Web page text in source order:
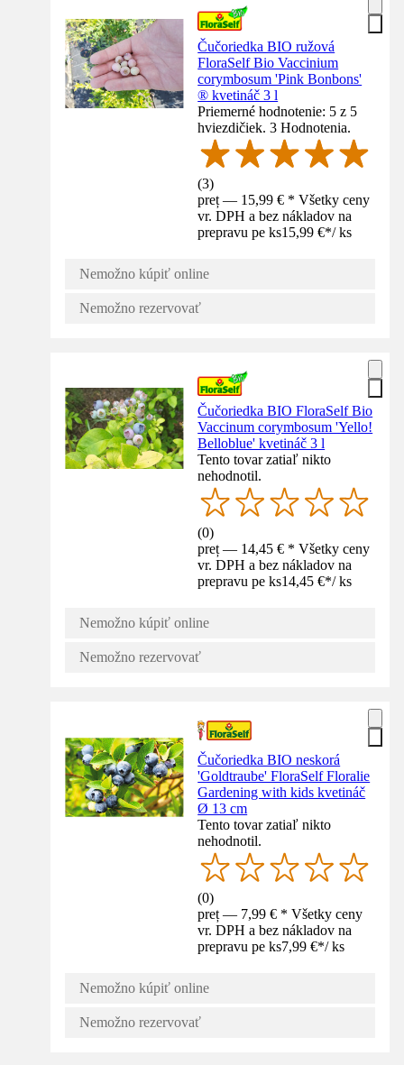
Čučoriedka BIO ružová
FloraSelf Bio Vaccinium
corymbosum 'Pink Bonbons'
® kvetináč 3 l
Priemerné hodnotenie: 5 z 5
hviezdičiek. 3 Hodnotenia.
(3)
preț — 15,99 € * Všetky ceny
vr. DPH a bez nákladov na
prepravu pe ks15,99 €*/ ks
Nemožno kúpiť online
Nemožno rezervovať
Čučoriedka BIO FloraSelf Bio
Vaccinum corymbosum 'Yello!
Belloblue' kvetináč 3 l
Tento tovar zatiaľ nikto
nehodnotil.
(0)
preț — 14,45 € * Všetky ceny
vr. DPH a bez nákladov na
prepravu pe ks14,45 €*/ ks
Nemožno kúpiť online
Nemožno rezervovať
Čučoriedka BIO neskorá
'Goldtraube' FloraSelf Floralie
Gardening with kids kvetináč
Ø 13 cm
Tento tovar zatiaľ nikto
nehodnotil.
(0)
preț — 7,99 € * Všetky ceny
vr. DPH a bez nákladov na
prepravu pe ks7,99 €*/ ks
Nemožno kúpiť online
Nemožno rezervovať